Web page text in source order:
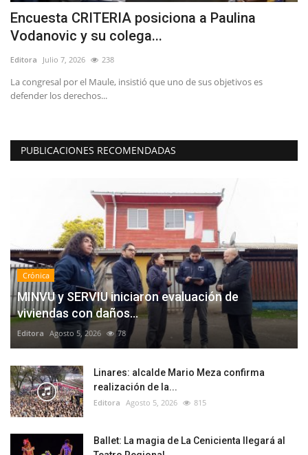
Encuesta CRITERIA posiciona a Paulina
Vodanovic y su colega...
Editora Julio 7, 2026 238
La congresal por el Maule, insistió que uno de sus objetivos es
defender los derechos...
PUBLICACIONES RECOMENDADAS
Crónica
MINVU y SERVIU iniciaron evaluación de
viviendas con daños...
Editora Agosto 5, 2026 78
Linares: alcalde Mario Meza confirma
realización de la...
Editora Agosto 5, 2026 815
Ballet: La magia de La Cenicienta llegará al